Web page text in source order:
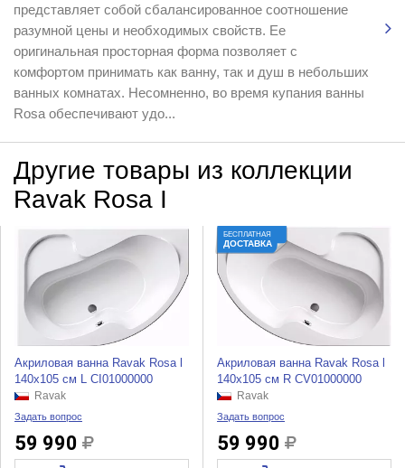
представляет собой сбалансированное соотношение
разумной цены и необходимых свойств. Ее
оригинальная просторная форма позволяет с
комфортом принимать как ванну, так и душ в небольших
ванных комнатах. Несомненно, во время купания ванны
Rosa обеспечивают удо...
Другие товары из коллекции
Ravak Rosa I
Акриловая ванна Ravak Rosa l
140x105 см L CI01000000
Ravak
Задать вопрос
59 990
БЕСПЛАТНАЯ
ДОСТАВКА
Акриловая ванна Ravak Rosa l
140x105 см R CV01000000
Ravak
Задать вопрос
59 990